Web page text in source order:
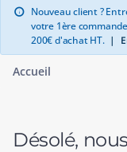
info Nouveau client ?
votre 1ère
200€ d'achat HT. |
Accueil
Désolé,